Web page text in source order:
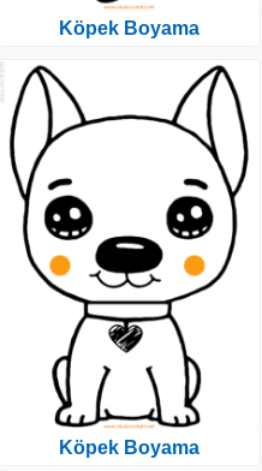
Köpek Boyama
Köpek Boyama